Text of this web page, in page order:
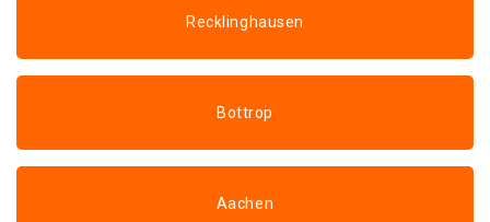
Recklinghausen
Bottrop
Aachen